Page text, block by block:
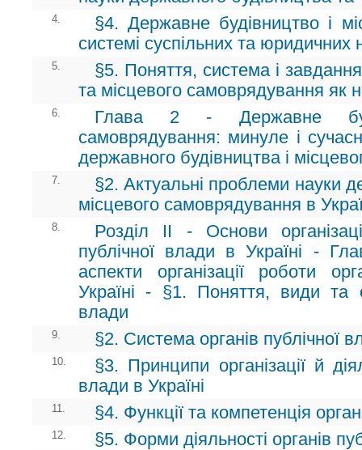
4.
§4. Державне будівництво і
системі суспільних та юридичних
5.
§5. Поняття, система і
та місцевого самоврядування як
6.
Глава 2 - Державне
самоврядування: минуле і
державного будівництва і
7.
§2. Актуальні проблеми науки
місцевого самоврядування в
8.
Розділ II - Основи
публічної влади в Україні -
аспекти організації роботи
Україні - §1. Поняття, види та
влади
9. §2. Система органів публічної
10.
§3. Принципи організації й
влади в Україні
11. §4. Функції та компетенція
12. §5. Форми діяльності органів